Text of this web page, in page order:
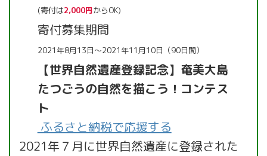
(寄付は2,000円からOK)
寄付募集期間
2021年8月13日～2021年11月10日（90日間）
【世界自然遺産登録記念】奄美大島
たつごうの自然を描こう！コンテス
ト
ふるさと納税で応援する
2021年７月に世界自然遺産に登録された